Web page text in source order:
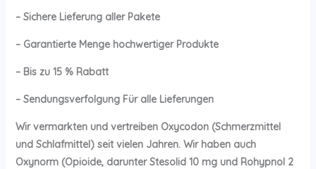
– Sichere Lieferung aller Pakete
– Garantierte Menge hochwertiger Produkte
– Bis zu 15 % Rabatt
– Sendungsverfolgung Für alle Lieferungen
Wir vermarkten und vertreiben Oxycodon (Schmerzmittel
und Schlafmittel) seit vielen Jahren. Wir haben auch
Oxynorm (Opioide, darunter Stesolid 10 mg und Rohypnol 2